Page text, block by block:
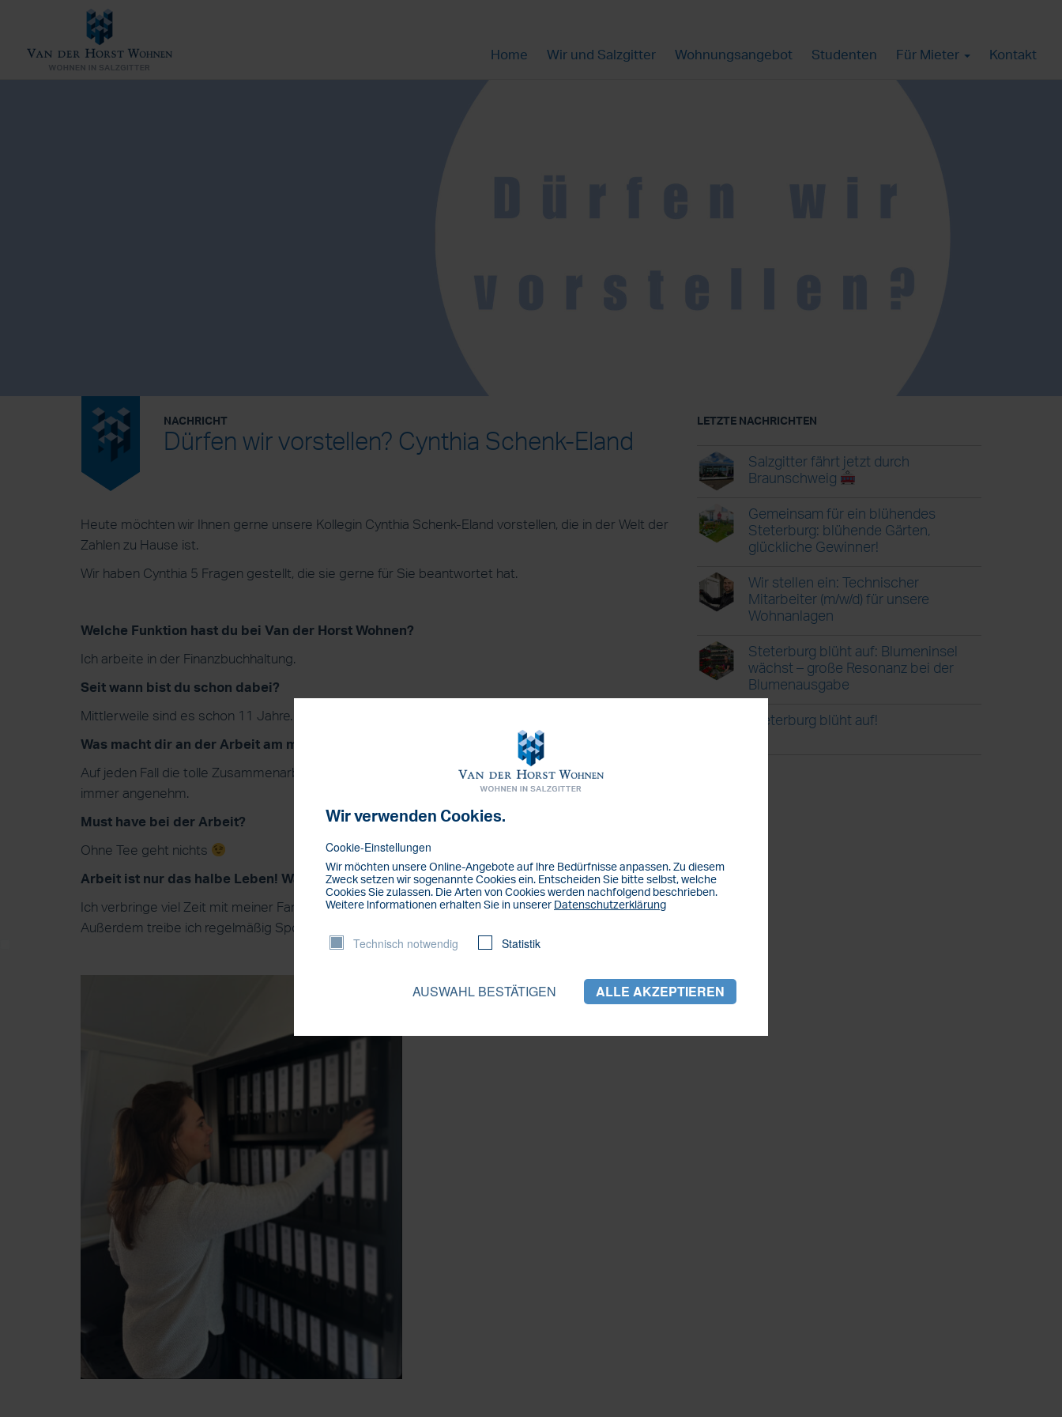
Home Wir und Salzgitter Wohnungsangebot Studenten Für Mieter Kontakt
NACHRICHT
Dürfen wir vorstellen? Cynthia Schenk-Eland
Heute möchten wir Ihnen gerne unsere Kollegin Cynthia Schenk-Eland vorstellen, die in der Welt der
Zahlen zu Hause ist.
Wir haben Cynthia 5 Fragen gestellt, die sie gerne für Sie beantwortet hat.
Welche Funktion hast du bei Van der Horst Wohnen?
Ich arbeite in der Finanzbuchhaltung.
Seit wann bist du schon dabei?
Mittlerweile sind es schon 11 Jahre.
Was macht dir an der Arbeit am meisten Spaß?
Auf jeden Fall die tolle Zusammenarbeit mit meinen Kollegen. Die Arbeitsatmosphäre ist einfach
immer angenehm.
Must have bei der Arbeit?
Ohne Tee geht nichts
Arbeit ist nur das halbe Leben! Was machst du in deiner Freizeit?
Ich verbringe viel Zeit mit meiner Familie und unternehme gerne tolle Sachen mit meinen Kindern.
Außerdem treibe ich regelmäßig Sport und wandere gerne.
LETZTE NACHRICHTEN
Salzgitter fährt jetzt durch
Braunschweig
Gemeinsam für ein blühendes
Steterburg: blühende Gärten,
glückliche Gewinner!
Wir stellen ein: Technischer
Mitarbeiter (m/w/d) für unsere
Wohnanlagen
Steterburg blüht auf: Blumeninsel
wächst – große Resonanz bei der
Blumenausgabe
Steterburg blüht auf!
Wir verwenden Cookies.
Cookie-Einstellungen
Wir möchten unsere Online-Angebote auf lhre Bedürfnisse anpassen. Zu diesem
Zweck setzen wir sogenannte Cookies ein. Entscheiden Sie bitte selbst, welche
Cookies Sie zulassen. Die Arten von Cookies werden nachfolgend beschrieben.
Weitere lnformationen erhalten Sie in unserer Datenschutzerklärung
Technisch notwendig Statistik
AUSWAHL BESTÄTIGEN ALLE AKZEPTIEREN